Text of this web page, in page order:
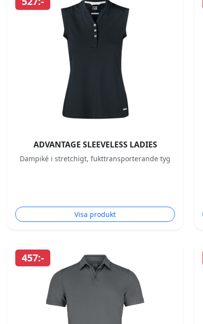
ADVANTAGE SLEEVELESS LADIES
Dampiké i stretchigt, fukttransporterande tyg
Visa produkt
457:-